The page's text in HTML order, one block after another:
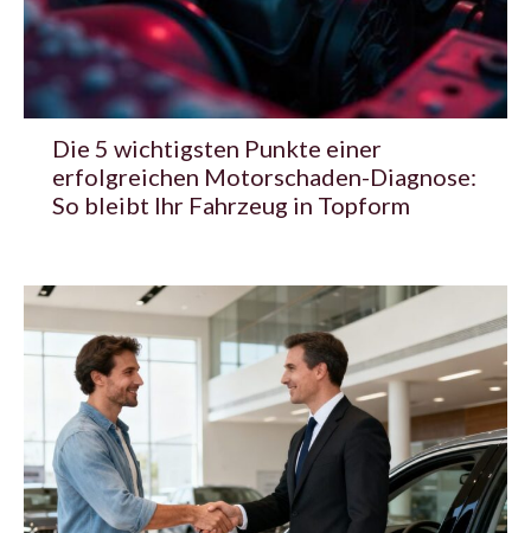
Die 5 wichtigsten Punkte einer
erfolgreichen Motorschaden-Diagnose:
So bleibt Ihr Fahrzeug in Topform